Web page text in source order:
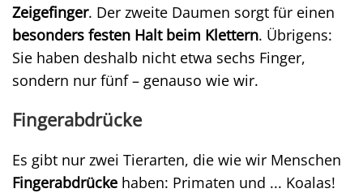
Zeigefinger. Der zweite Daumen sorgt für einen
besonders festen Halt beim Klettern. Übrigens:
Sie haben deshalb nicht etwa sechs Finger,
sondern nur fünf – genauso wie wir.
Fingerabdrücke
Es gibt nur zwei Tierarten, die wie wir Menschen
Fingerabdrücke haben: Primaten und ... Koalas!